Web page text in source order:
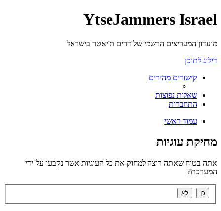
YtseJammers Israel
מועדון המעריצים הרשמי של דרים ת'יאטר בישראל
דילוג לתוכן
קישורים מהירים
שאלות נפוצות
התחברות
עמוד ראשי
מחיקת עוגיות
אתה בטוח שאתה רוצה למחוק את כל העוגיות אשר נקבעו על־ידי
המערכת?